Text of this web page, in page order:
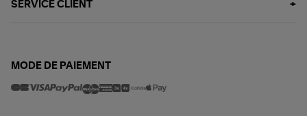
SERVICE CLIENT
MODE DE PAIEMENT